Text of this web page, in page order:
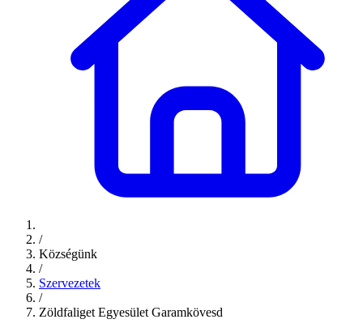
/
Községünk
/
Szervezetek
/
Zöldfaliget Egyesület Garamkövesd